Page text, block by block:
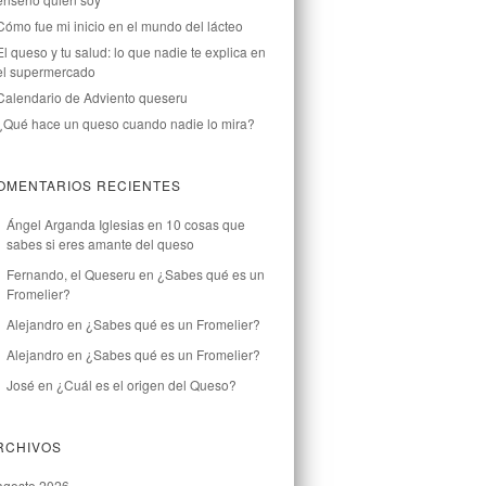
fue mi inicio en el mundo del lácteo
queso y tu salud: lo que nadie te explica en
supermercado
de Adviento queseru
hace un queso cuando nadie lo mira?
RECIENTES
Ángel Arganda Iglesiasen 10 cosas que
sabes si eres amante del queso
Fernando, el Queseru en ¿Sabes qué es un
Fromelier?
Alejandro en ¿Sabes qué es un Fromelier?
Alejandro en ¿Sabes qué es un Fromelier?
José en ¿Cuál es el origen del Queso?